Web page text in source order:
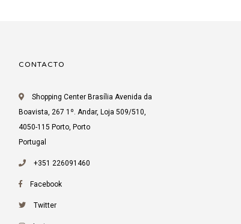
CONTACTO
Shopping Center Brasília Avenida da
Boavista, 267 1º. Andar, Loja 509/510,
4050-115 Porto, Porto
Portugal
+351 226091460
Facebook
Twitter